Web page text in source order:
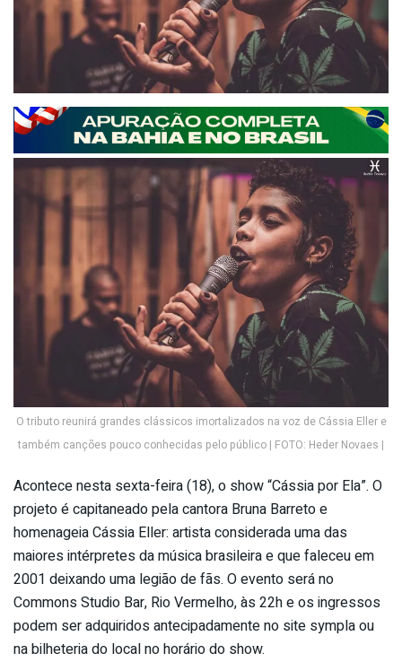
O tributo reunirá grandes clássicos imortalizados na voz de Cássia Eller e
também canções pouco conhecidas pelo público | FOTO: Heder Novaes |
Acontece nesta sexta-feira (18), o show “Cássia por Ela”. O
projeto é capitaneado pela cantora Bruna Barreto e
homenageia Cássia Eller: artista considerada uma das
maiores intérpretes da música brasileira e que faleceu em
2001 deixando uma legião de fãs. O evento será no
Commons Studio Bar, Rio Vermelho, às 22h e os ingressos
podem ser adquiridos antecipadamente no site sympla ou
na bilheteria do local no horário do show.